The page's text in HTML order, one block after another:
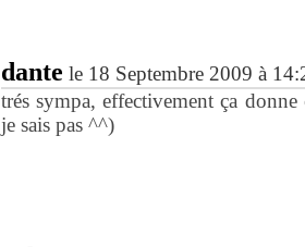
dante le 18 Septembre 2009 à
trés sympa, effectivement ça
je sais pas ^^)